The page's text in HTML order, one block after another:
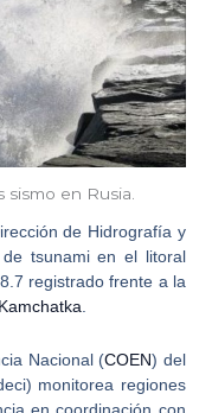
en Rusia.
de Hidrografía y
de tsunami en el litoral
registrado frente a la
Nacional (COEN) del
monitorea regiones